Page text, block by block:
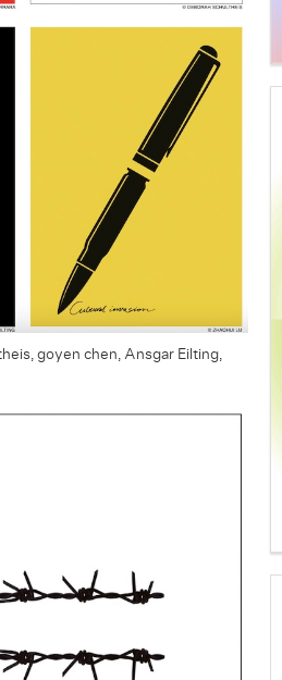
goyen chen, Ansgar Eilting,